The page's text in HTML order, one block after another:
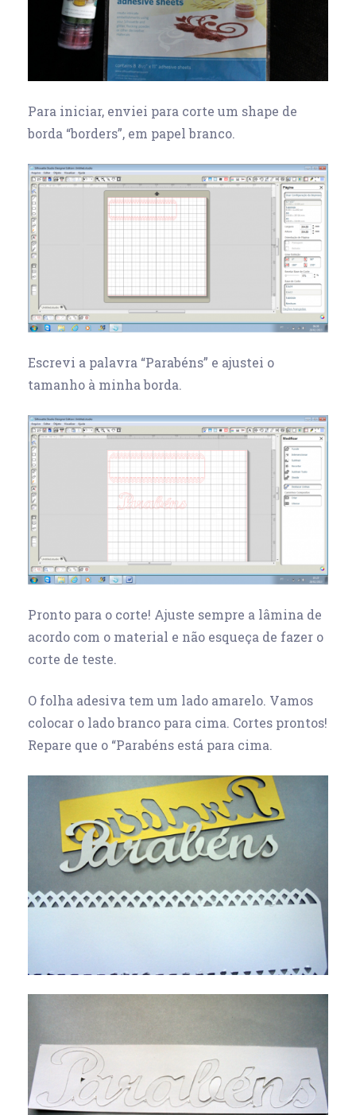
Para iniciar, enviei para corte um shape de
borda “borders”, em papel branco.
Escrevi a palavra “Parabéns” e ajustei o
tamanho à minha borda.
Pronto para o corte! Ajuste sempre a lâmina de
acordo com o material e não esqueça de fazer o
corte de teste.
O folha adesiva tem um lado amarelo. Vamos
colocar o lado branco para cima. Cortes prontos!
Repare que o “Parabéns está para cima.